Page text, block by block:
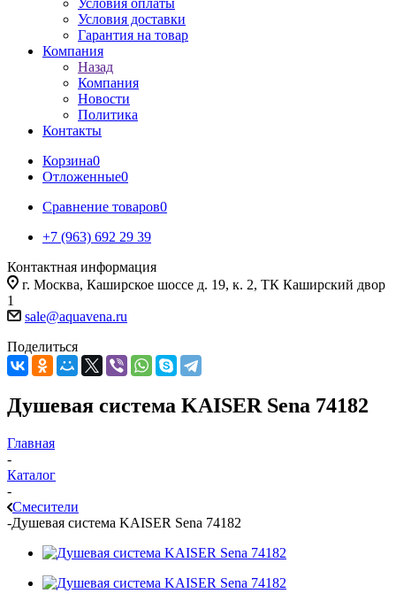
Условия оплаты
Условия доставки
Гарантия на товар
Компания
Назад
Компания
Новости
Политика
Контакты
Корзина0
Отложенные0
Сравнение товаров0
+7 (963) 692 29 39
Контактная информация
г. Москва, Каширское шоссе д. 19, к. 2, ТК Каширский двор
1
sale@aquavena.ru
Поделиться
Душевая система KAISER Sena 74182
Главная
-
Каталог
-
Смесители
-Душевая система KAISER Sena 74182